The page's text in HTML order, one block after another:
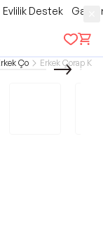
Evlilik Destek
Çorap Erkek Çorap